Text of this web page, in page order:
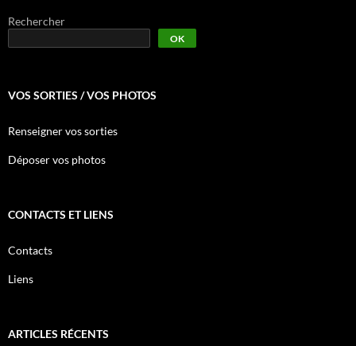
Rechercher
OK
VOS SORTIES / VOS PHOTOS
Renseigner vos sorties
Déposer vos photos
CONTACTS ET LIENS
Contacts
Liens
ARTICLES RÉCENTS